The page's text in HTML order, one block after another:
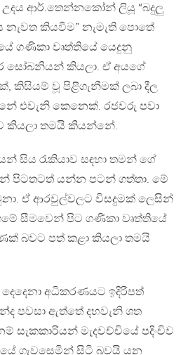
උදය ආර්.තෙන්නකෝන් ලියූ “බදුලු
නැවත කියවීම​” නැමැති පොතේ
ගණිකා වෘත්තියේ යෙදුනු
සෝබනියන් කියලා. ඒ අයගේ
කිසියම් වූ පිළිගැනීමක් ලබා දීල
එවැනි කෙනෙක්. රජවරු පවා
කියලා තමයි කියන්නේ.
සිය රැකියාව සඳහා තමන් ගේ
පිටතටත් යන්න පටන් ගත්තා. මේ
ඒ ආරවුල්වලට විසදුමක් ලෙසින්
සීමවෙන් පිට ගණිකා වෘත්තියේ
බවට පත් කළා කියලා තමයි
අධිකරණයට ඉදිරිපත්
පවසා ඇත්තේ දහවැනි ශත
සැකකාරියන් මැදවච්චියේ පදිංචිව
ගැවසෙමින් සිටි බවයි යන